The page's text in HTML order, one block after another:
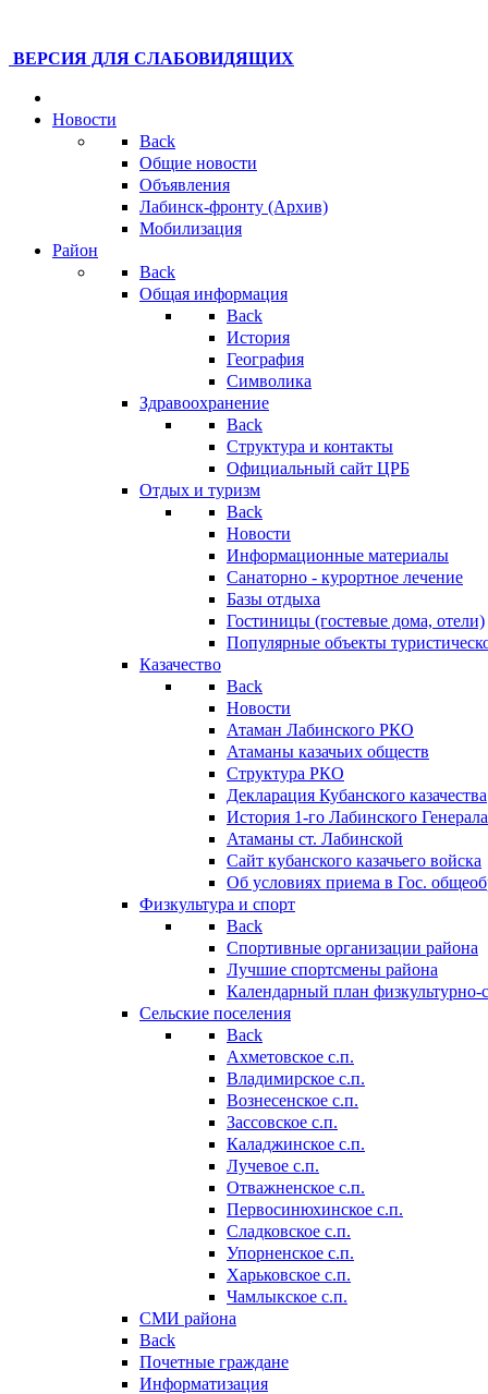
ВЕРСИЯ ДЛЯ СЛАБОВИДЯЩИХ
Новости
Back
Общие новости
Объявления
Лабинск-фронту (Архив)
Мобилизация
Район
Back
Общая информация
Back
История
География
Символика
Здравоохранение
Back
Структура и контакты
Официальный сайт ЦРБ
Отдых и туризм
Back
Новости
Информационные материалы
Санаторно - курортное лечение
Базы отдыха
Гостиницы (гостевые дома, отели)
Популярные объекты
Казачество
Back
Новости
Атаман Лабинского РКО
Атаманы казачьих обществ
Структура РКО
Декларация Кубанского казачества
История 1-го Лабинского
Атаманы ст. Лабинской
Cайт кубанского казачьего войска
Об условиях приема в Гос.
Физкультура и спорт
Back
Спортивные организации района
Лучшие спортсмены района
Календарный план
Сельские поселения
Back
Ахметовское с.п.
Владимирское с.п.
Вознесенское с.п.
Зассовское с.п.
Каладжинское с.п.
Лучевое с.п.
Отважненское с.п.
Первосинюхинское с.п.
Сладковское с.п.
Упорненское с.п.
Харьковское с.п.
Чамлыкское с.п.
СМИ района
Back
Почетные граждане
Информатизация